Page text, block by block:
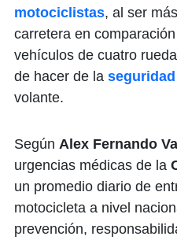
motociclistas, al ser
carretera en
vehículos de cuatro
de hacer de la seguridad
volante.
Según Alex Fernando
urgencias médicas de la
un promedio diario de
motocicleta a nivel
prevención,